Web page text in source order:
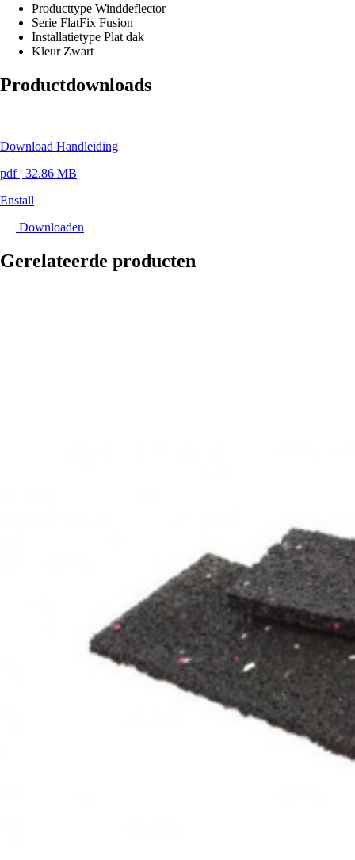
Producttype Winddeflector
Serie FlatFix Fusion
Installatietype Plat dak
Kleur Zwart
Productdownloads
Download Handleiding
pdf | 32.86 MB
Enstall
Downloaden
Gerelateerde producten